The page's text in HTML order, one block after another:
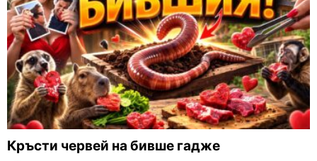
Кръсти червей на бивше гадже